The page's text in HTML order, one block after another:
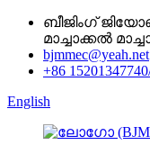
ബീജിംഗ്
മാച്ചാക്കൽ
bjmmec@yeah.net
+86
English